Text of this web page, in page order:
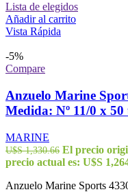
Lista de elegidos
Añadir al carrito
Vista Rápida
-5%
Compare
Anzuelo Marine
Medida: Nº 11/0 x 50
MARINE
U$S1,330.66 El precio
precio actual es: U$S
Anzuelo Marine Sports